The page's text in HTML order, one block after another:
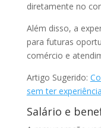
diretamente no
Além disso, a
para futuras
comércio e
Artigo Sugerido:
sem ter experiência
Salário e